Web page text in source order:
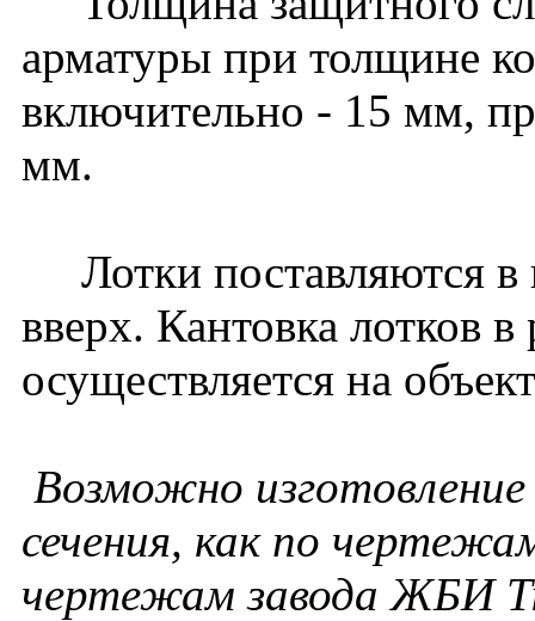
арматуры при толщине
включительно - 15 мм,
мм.
Лотки поставляются в
вверх. Кантовка лотков
осуществляется на
Возможно
сечения, как по
чертежам завода ЖБИ